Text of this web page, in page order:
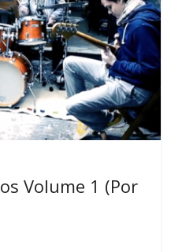
Volume 1 (Por